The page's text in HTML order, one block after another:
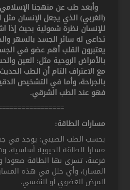
وأبعد طب عن منهجنا الإسلامي هو
(الغربي) الذي يجعل الإنسان مثل الآلة،
للإنسان نظرة شمولية بحيث إذا
تداعى له سائر الجسد بالسهر
يعتبرون القلب أهم عضو في الجسم،
بالأمراض الروحية مثل: العين والحسد
مع الاعتراف التام أن الطب الحديث
بالجراحة، وأما في التشخيص الدقيق
فهو عند الطب الشرقي.
مسارات الطاقة:
فرعية، تسري بها الطاقة صعودا
المسار)، وأي خلل في هذه المسارات
المرض العضوي أو النفسي.